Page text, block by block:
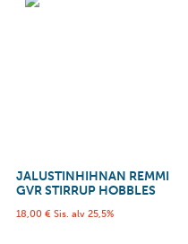
JALUSTINHIHNAN REMMI
GVR STIRRUP HOBBLES
18,00 € Sis. alv 25,5%